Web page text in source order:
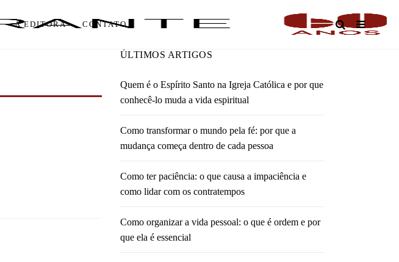
A EDITORA CONTATO
ÚLTIMOS ARTIGOS
Quem é o Espírito Santo na Igreja Católica e por que
conhecê-lo muda a vida espiritual
Como transformar o mundo pela fé: por que a
mudança começa dentro de cada pessoa
Como ter paciência: o que causa a impaciência e
como lidar com os contratempos
Como organizar a vida pessoal: o que é ordem e por
que ela é essencial